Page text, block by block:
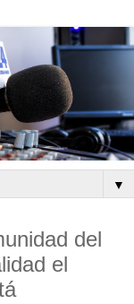
▼
del
el